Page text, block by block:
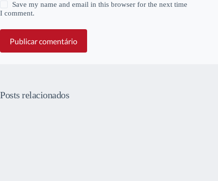
Save my name and email in this browser for the next time
I comment.
Publicar comentário
Posts relacionados